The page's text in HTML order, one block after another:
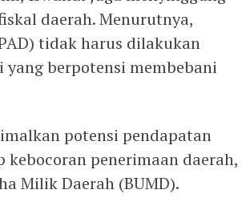
daerah. Menurutnya,
tidak harus dilakukan
berpotensi membebani
potensi pendapatan
penerimaan daerah,
Milik Daerah (BUMD).